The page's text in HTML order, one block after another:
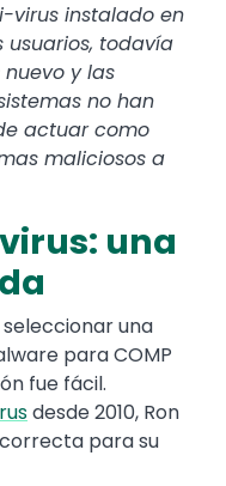
virus instalado en
todavía
nuevo y las
no han
actuar como
maliciosos a
una
una
para COMP
fue fácil.
desde 2010, Ron
para su